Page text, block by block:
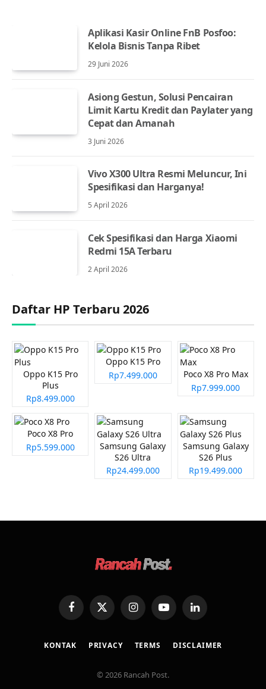
Aplikasi Kasir Online FnB Posfoo:
Kelola Bisnis Tanpa Ribet
29 Juni 2026
Asiong Gestun, Solusi Pencairan
Limit Kartu Kredit dan Paylater yang
Cepat dan Amanah
3 Juni 2026
Vivo X300 Ultra Resmi Meluncur, Ini
Spesifikasi dan Harganya!
5 April 2026
Cek Spesifikasi dan Harga Xiaomi
Redmi 15A Terbaru
2 April 2026
Daftar HP Terbaru 2026
Oppo K15 Pro
Plus
Rp8.499.000
Oppo K15 Pro
Rp7.499.000
Poco X8 Pro Max
Rp7.999.000
Poco X8 Pro
Rp5.599.000
Samsung Galaxy
S26 Ultra
Rp24.499.000
Samsung Galaxy
S26 Plus
Rp19.499.000
FacebookX
(Twitter)
InstagramYouTubeLinkedIn
KONTAK PRIVACY TERMS DISCLAIMER
© 2026 Rancah Post.